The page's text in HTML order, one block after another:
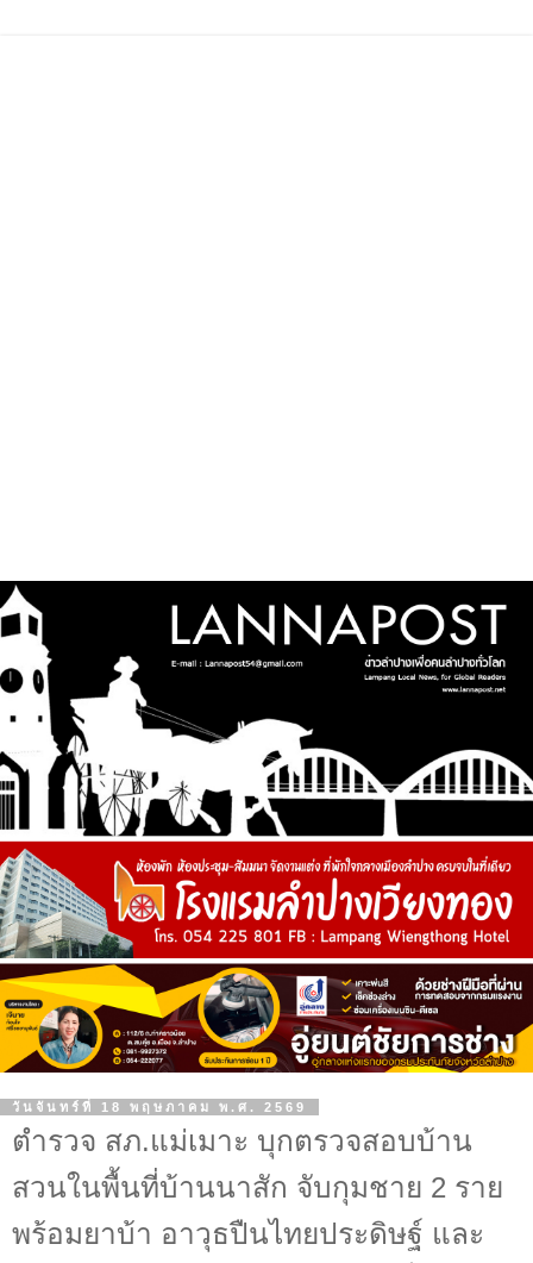
วันจันทร์ที่ 18 พฤษภาคม พ.ศ. 2569
ตำรวจ สภ.แม่เมาะ บุกตรวจสอบบ้าน
สวนในพื้นที่บ้านนาสัก จับกุมชาย 2 ราย
พร้อมยาบ้า อาวุธปืนไทยประดิษฐ์ และ